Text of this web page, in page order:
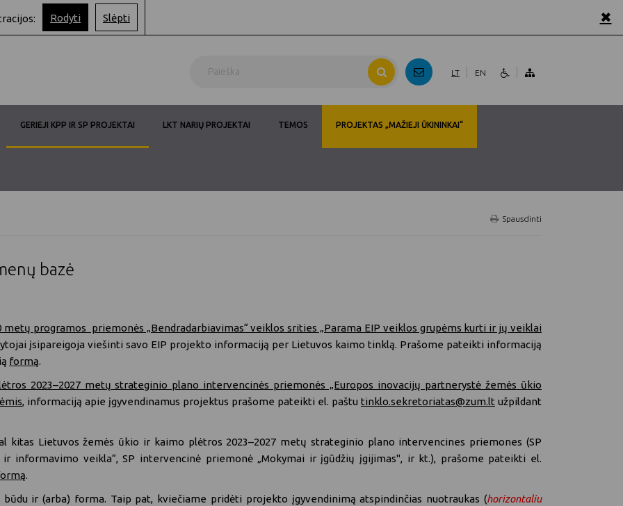
Rodyti Slėpti ✖
LT EN
GERIEJI KPP IR SP PROJEKTAI LKT NARIŲ PROJEKTAI TEMOS PROJEKTAS „MAŽIEJI ŪKININKAI“
Spausdinti
bazė
metų programos priemonės „Bendradarbiavimas“ veiklos srities „Parama EIP veiklos grupėms kurti ir jų veiklai
įsipareigoja viešinti savo EIP projekto informaciją per Lietuvos kaimo tinklą. Prašome pateikti informaciją
formą.
2023–2027 metų strateginio plano intervencinės priemonės „Europos inovacijų partnerystė žemės ūkio
, informaciją apie įgyvendinamus projektus prašome pateikti el. paštu tinklo.sekretoriatas@zum.lt užpildant
kitas Lietuvos žemės ūkio ir kaimo plėtros 2023–2027 metų strateginio plano intervencines priemones (SP
informavimo veikla“, SP intervencinė priemonė „Mokymai ir įgūdžių įgijimas", ir kt.), prašome pateikti el.
.
ir (arba) forma. Taip pat, kviečiame pridėti projekto įgyvendinimą atspindinčias nuotraukas (horizontaliu